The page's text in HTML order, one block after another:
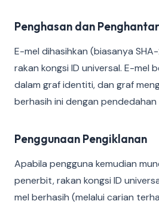
Penghasan dan
E-mel dihasihkan (biasanya
rakan kongsi ID universal. E-mel
dalam graf identiti, dan graf
berhasih ini dengan
Penggunaan Pengiklanan
Apabila pengguna kemudian
penerbit, rakan kongsi ID
mel berhasih (melalui carian